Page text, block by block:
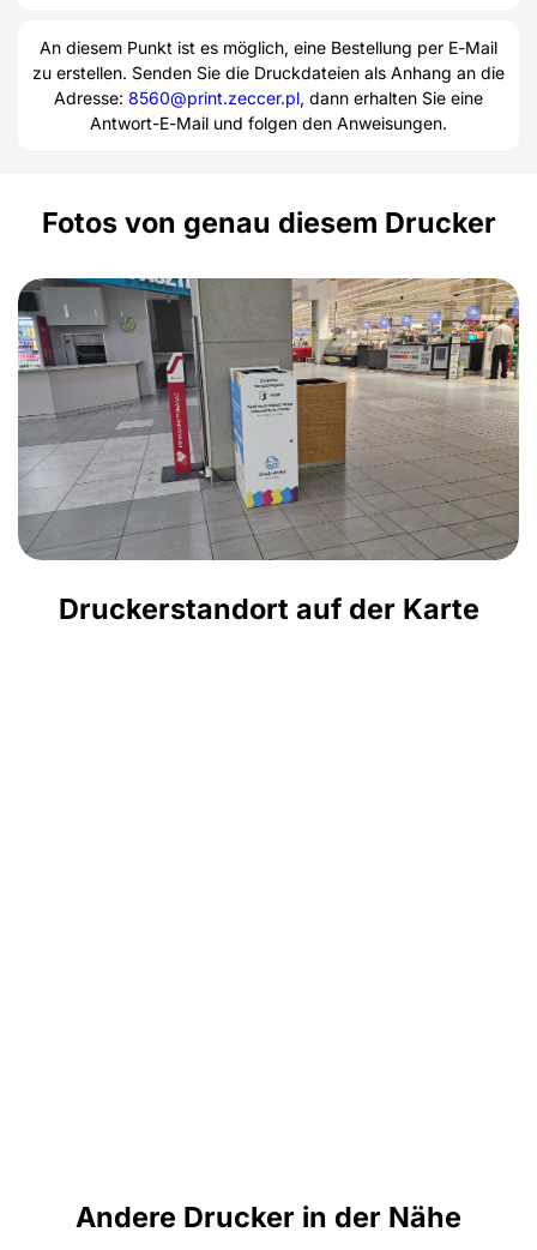
An diesem Punkt ist es möglich, eine Bestellung per E-Mail
zu erstellen. Senden Sie die Druckdateien als Anhang an die
Adresse: 8560@print.zeccer.pl, dann erhalten Sie eine
Antwort-E-Mail und folgen den Anweisungen.
Fotos von genau diesem Drucker
Druckerstandort auf der Karte
Andere Drucker in der Nähe